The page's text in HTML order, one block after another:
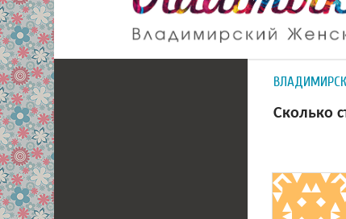
Сколько